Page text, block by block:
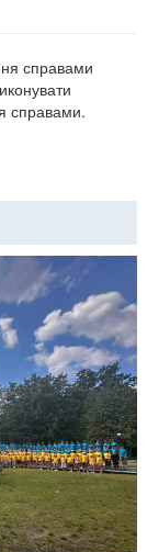
справами
справами.